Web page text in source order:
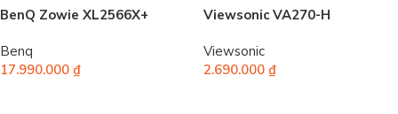
BenQ Zowie XL2566X+
Benq
17.990.000 ₫
Viewsonic VA270-H
Viewsonic
2.690.000 ₫